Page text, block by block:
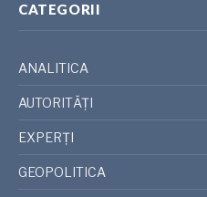
CATEGORII
ANALITICA
AUTORITĂȚI
EXPERȚI
GEOPOLITICA